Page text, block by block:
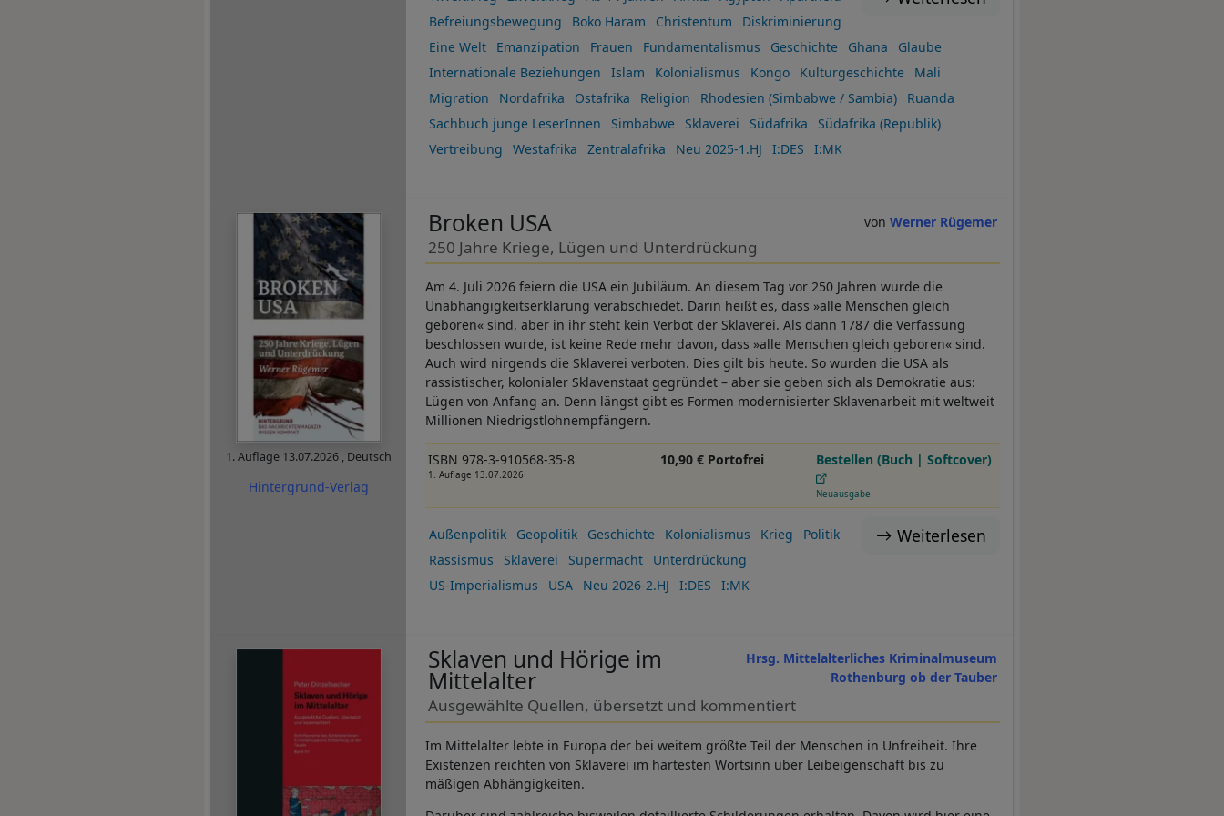
Befreiungsbewegung
Boko Haram Christentum
Diskriminierung
Eine Welt
Emanzipation Frauen Fundamentalismus Geschichte Ghana
Glaube
Internationale Beziehungen
Islam Kolonialismus Kongo Kulturgeschichte
Mali
Migration
Nordafrika Ostafrika Religion Rhodesien (Simbabwe / Sambia)
Ruanda
Sachbuch junge LeserInnen
Simbabwe Sklaverei Südafrika
Südafrika (Republik)
Vertreibung
Westafrika Zentralafrika Neu 2025-1.HJ I:DES I:MK
1. Auflage 13.07.2026 , Deutsch
Hintergrund-Verlag
Werner Rügemer
Broken USA
250 Jahre Kriege, Lügen und Unterdrückung
Am 4. Juli 2026 feiern die USA ein Jubiläum. An diesem Tag vor 250 Jahren wurde die
Unabhängigkeitserklärung verabschiedet. Darin heißt es, dass »alle Menschen gleich
geboren« sind, aber in ihr steht kein Verbot der Sklaverei. Als dann 1787 die Verfassung
beschlossen wurde, ist keine Rede mehr davon, dass »alle Menschen gleich geboren« sind.
Auch wird nirgends die Sklaverei verboten. Dies gilt bis heute. So wurden die USA als
rassistischer, kolonialer Sklavenstaat gegründet – aber sie geben sich als Demokratie aus:
Lügen von Anfang an. Denn längst gibt es Formen modernisierter Sklavenarbeit mit weltweit
Millionen Niedrigstlohnempfängern.
ISBN 978-3-910568-35-8
1. Auflage 13.07.2026
10,90 € Portofrei Bestellen (Buch | Softcover)
Neuausgabe
Weiterlesen
Außenpolitik Geopolitik Geschichte Kolonialismus Krieg
Politik
Rassismus
Sklaverei Supermacht
Unterdrückung
US-Imperialismus
USA Neu 2026-2.HJ I:DES I:MK
Hrsg. Mittelalterliches Kriminalmuseum
Rothenburg ob der Tauber
Sklaven und Hörige im
Mittelalter
Ausgewählte Quellen, übersetzt und kommentiert
Im Mittelalter lebte in Europa der bei weitem größte Teil der Menschen in Unfreiheit. Ihre
Existenzen reichten von Sklaverei im härtesten Wortsinn über Leibeigenschaft bis zu
mäßigen Abhängigkeiten.